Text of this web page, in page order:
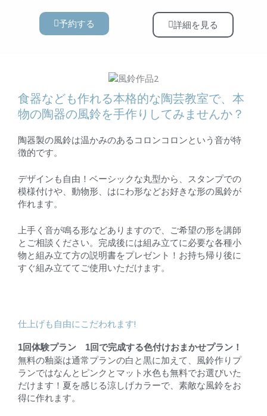
予約する 詳細を見る
食器なども作れる本格的な陶芸教室で、本
物の陶器の風鈴を手作りしてみませんか？
陶器製の風鈴は温かみのあるコロンコロンという音が特
徴的です。
デザインも自由！ベーシックな丸型から、スタンプでの
模様付けや、動物形、はにわ形などお好きな形の風鈴が
作れます。
上手く音が鳴る形などありますので、ご希望の形を講師
とご相談ください。完成後には組み立てに必要な各種小
物と組み立て方の説明書をプレゼント！お持ち帰り後に
すぐ組み立ててご使用いただけます。
仕上げも自由にこだわれます!
1回体験プラン 1回で完成する色付けおまかせプラン！
無料の釉薬は通常プランの白と黒に加えて、風鈴作りプ
ランではなんとピンクとマット水色も無料でお選びいた
だけます！夏を感じる涼しげカラーで、素敵な風鈴をお
得に作れます。